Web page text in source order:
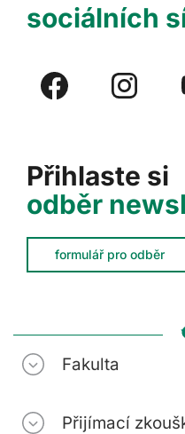
Přihlaste si
odběr
formulář pro odběr
sociálních
Fakulta
Přijímací